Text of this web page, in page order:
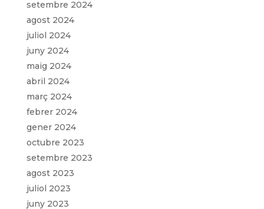
setembre 2024
agost 2024
juliol 2024
juny 2024
maig 2024
abril 2024
març 2024
febrer 2024
gener 2024
octubre 2023
setembre 2023
agost 2023
juliol 2023
juny 2023